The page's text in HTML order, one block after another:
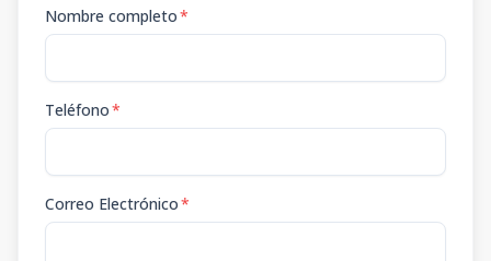
Nombre completo*
Teléfono*
Correo Electrónico*